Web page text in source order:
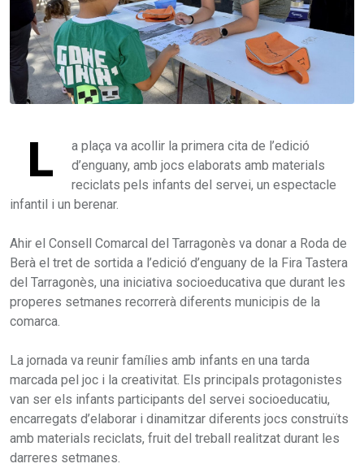
L
a plaça va acollir la primera cita de l’edició
d’enguany, amb jocs elaborats amb materials
reciclats pels infants del servei, un espectacle
infantil i un berenar.
Ahir el Consell Comarcal del Tarragonès va donar a Roda de
Berà el tret de sortida a l’edició d’enguany de la Fira Tastera
del Tarragonès, una iniciativa socioeducativa que durant les
properes setmanes recorrerà diferents municipis de la
comarca.
La jornada va reunir famílies amb infants en una tarda
marcada pel joc i la creativitat. Els principals protagonistes
van ser els infants participants del servei socioeducatiu,
encarregats d’elaborar i dinamitzar diferents jocs construïts
amb materials reciclats, fruit del treball realitzat durant les
darreres setmanes.